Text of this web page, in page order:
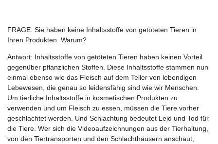
FRAGE: Sie haben keine Inhaltsstoffe von getöteten Tieren in
Ihren Produkten. Warum?
Antwort: Inhaltsstoffe von getöteten Tieren haben keinen Vorteil
gegenüber pflanzlichen Stoffen. Diese Inhaltsstoffe stammen nun
einmal ebenso wie das Fleisch auf dem Teller von lebendigen
Lebewesen, die genau so leidensfähig sind wie wir Menschen.
Um tierliche Inhaltsstoffe in kosmetischen Produkten zu
verwenden und um Fleisch zu essen, müssen die Tiere vorher
geschlachtet werden. Und Schlachtung bedeutet Leid und Tod für
die Tiere. Wer sich die Videoaufzeichnungen aus der Tierhaltung,
von den Tiertransporten und den Schlachthäusern anschaut,